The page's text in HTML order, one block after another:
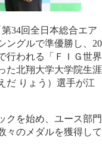
34回全日本総合エア
ングルで準優勝し、20
行われる「ＦＩＧ世界
た北翔大学大学院生涯
だ りょう）選手が江
クを始め、ユース部門
々のメダルを獲得して